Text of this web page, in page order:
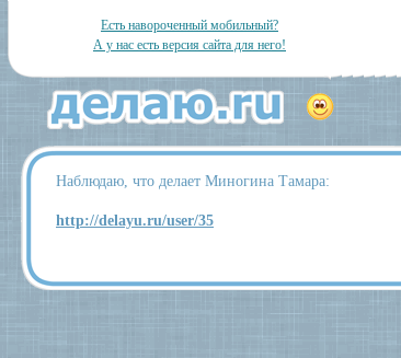
Есть навороченный мобильный?
А у нас есть версия сайта для него!
Наблюдаю, что делает Миногина Тамара:
http://delayu.ru/user/35